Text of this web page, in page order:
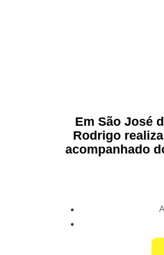
Em São José
Rodrigo
acompanhado